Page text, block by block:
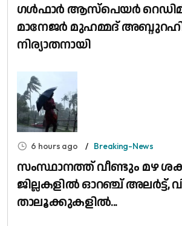
​ഗൾഫാർ ആസ്പെയർ
മാനേജർ മുഹമ്മദ്
നിര്യാതനായി
6 hours ago Breaking-News
സംസ്ഥാനത്ത് വീണ്ടും മഴ
ജില്ലകളിൽ ഓറഞ്ച് അലർട്ട്,
താലൂക്കുകളിൽ...